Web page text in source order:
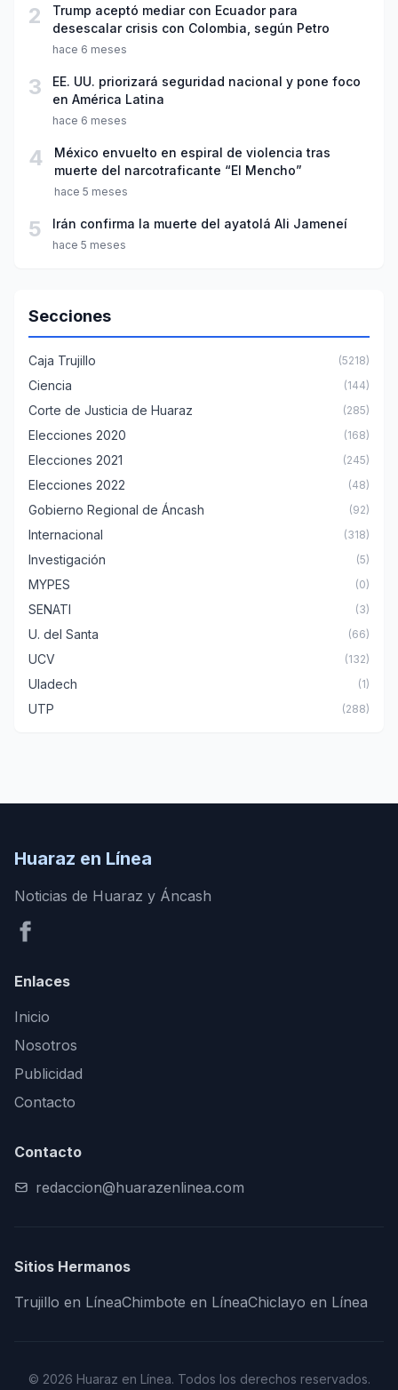
2
Trump aceptó mediar con Ecuador para
desescalar crisis con Colombia, según Petro
hace 6 meses
3
EE. UU. priorizará seguridad nacional y pone foco
en América Latina
hace 6 meses
4
México envuelto en espiral de violencia tras
muerte del narcotraficante “El Mencho”
hace 5 meses
5 Irán confirma la muerte del ayatolá Ali Jameneí
hace 5 meses
Secciones
Caja Trujillo (5218)
Ciencia (144)
Corte de Justicia de Huaraz (285)
Elecciones 2020 (168)
Elecciones 2021 (245)
Elecciones 2022 (48)
Gobierno Regional de Áncash (92)
Internacional (318)
Investigación (5)
MYPES (0)
SENATI (3)
U. del Santa (66)
UCV (132)
Uladech (1)
UTP (288)
Huaraz en Línea
Noticias de Huaraz y Áncash
Enlaces
Inicio
Nosotros
Publicidad
Contacto
Contacto
redaccion@huarazenlinea.com
Sitios Hermanos
Trujillo en LíneaChimbote en LíneaChiclayo en Línea
© 2026 Huaraz en Línea. Todos los derechos reservados.